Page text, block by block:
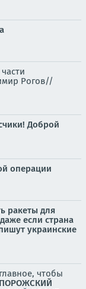
Рогов//
Доброй
операции
ракеты для
если страна
украинские
чтобы